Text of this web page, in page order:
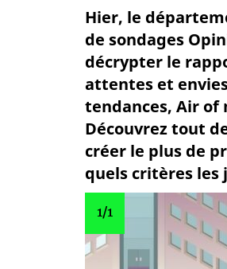
Hier, le
de sondages
décrypter le
attentes et
tendances, Air of
Découvrez tout
créer le plus de
quels critères les
1/1